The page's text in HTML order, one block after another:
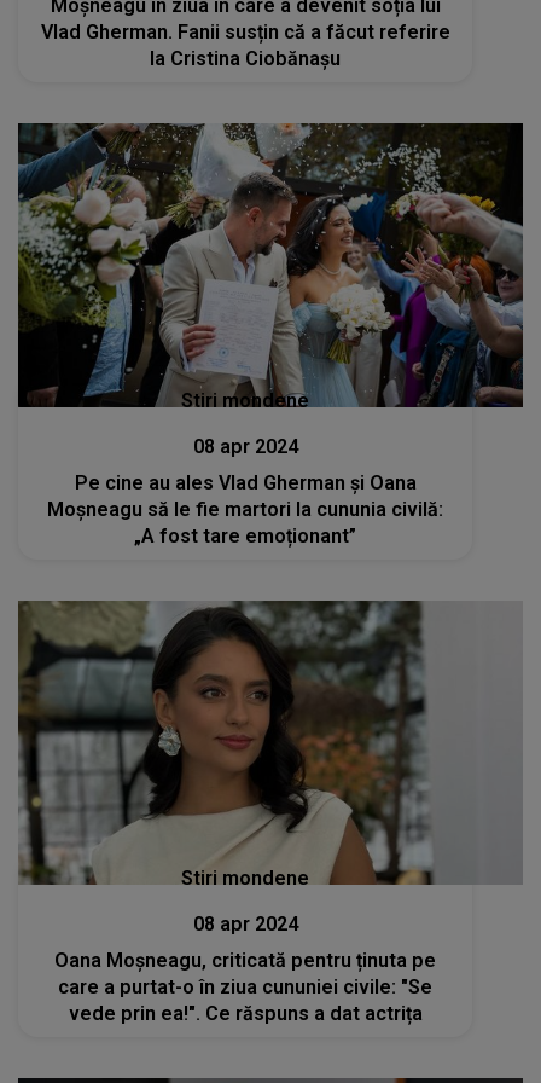
Moșneagu în ziua în care a devenit soția lui
Vlad Gherman. Fanii susțin că a făcut referire
la Cristina Ciobănașu
Stiri mondene
08 apr 2024
Pe cine au ales Vlad Gherman și Oana
Moșneagu să le fie martori la cununia civilă:
„A fost tare emoționant”
Stiri mondene
08 apr 2024
Oana Moșneagu, criticată pentru ținuta pe
care a purtat-o în ziua cununiei civile: "Se
vede prin ea!". Ce răspuns a dat actrița